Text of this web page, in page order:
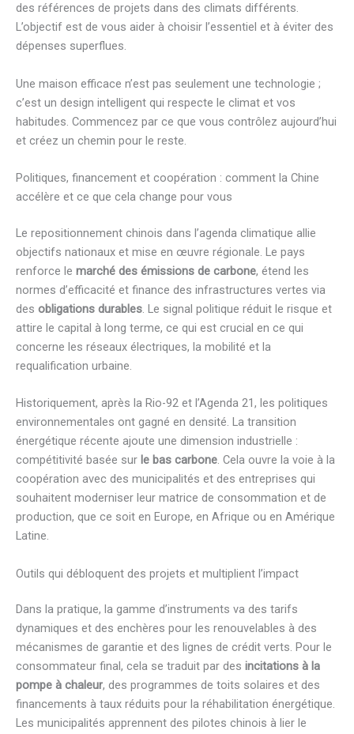
des références de projets dans des climats différents.
L’objectif est de vous aider à choisir l’essentiel et à éviter des
dépenses superflues.
Une maison efficace n’est pas seulement une technologie ;
c’est un design intelligent qui respecte le climat et vos
habitudes. Commencez par ce que vous contrôlez aujourd’hui
et créez un chemin pour le reste.
Politiques, financement et coopération : comment la Chine
accélère et ce que cela change pour vous
Le repositionnement chinois dans l’agenda climatique allie
objectifs nationaux et mise en œuvre régionale. Le pays
renforce le marché des émissions de carbone, étend les
normes d’efficacité et finance des infrastructures vertes via
des obligations durables. Le signal politique réduit le risque et
attire le capital à long terme, ce qui est crucial en ce qui
concerne les réseaux électriques, la mobilité et la
requalification urbaine.
Historiquement, après la Rio-92 et l’Agenda 21, les politiques
environnementales ont gagné en densité. La transition
énergétique récente ajoute une dimension industrielle :
compétitivité basée sur le bas carbone. Cela ouvre la voie à la
coopération avec des municipalités et des entreprises qui
souhaitent moderniser leur matrice de consommation et de
production, que ce soit en Europe, en Afrique ou en Amérique
Latine.
Outils qui débloquent des projets et multiplient l’impact
Dans la pratique, la gamme d’instruments va des tarifs
dynamiques et des enchères pour les renouvelables à des
mécanismes de garantie et des lignes de crédit verts. Pour le
consommateur final, cela se traduit par des incitations à la
pompe à chaleur, des programmes de toits solaires et des
financements à taux réduits pour la réhabilitation énergétique.
Les municipalités apprennent des pilotes chinois à lier le